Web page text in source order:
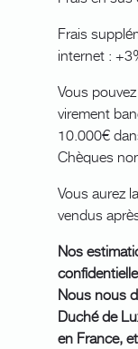
Frais
internet :
Vous
virement
10.000€
Chèques
Vous aurez
vendus
Nos
Nous nous
Duché de
en France,